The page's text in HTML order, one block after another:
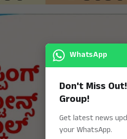
WhatsApp
Don't Miss
Group!
Get latest news
your WhatsApp.